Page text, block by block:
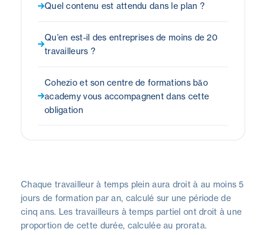
Quel contenu est attendu dans le plan ?
Qu’en est-il des entreprises de moins de 20
travailleurs ?
Cohezio et son centre de formations băo
academy vous accompagnent dans cette
obligation
Chaque travailleur à temps plein aura droit à au moins 5
jours de formation par an, calculé sur une période de
cinq ans. Les travailleurs à temps partiel ont droit à une
proportion de cette durée, calculée au prorata.